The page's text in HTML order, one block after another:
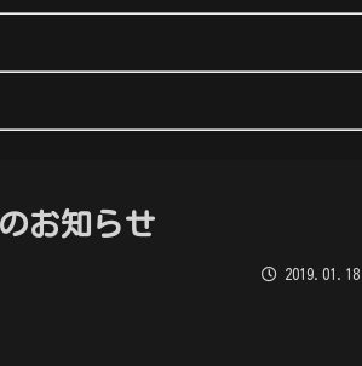
お知らせ
2019.01.18